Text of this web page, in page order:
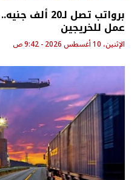
برواتب تصل
عمل للخريجين
الإثنين، 10 أغسطس 2026 - 9:42 ص